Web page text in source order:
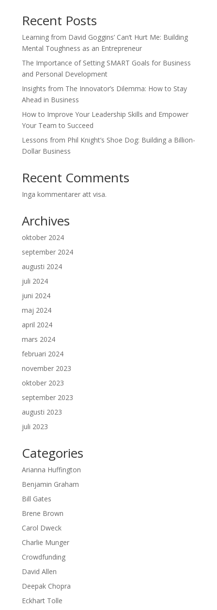
Recent Posts
Learning from David Goggins’ Can’t Hurt Me: Building
Mental Toughness as an Entrepreneur
The Importance of Setting SMART Goals for Business
and Personal Development
Insights from The Innovator’s Dilemma: How to Stay
Ahead in Business
How to Improve Your Leadership Skills and Empower
Your Team to Succeed
Lessons from Phil Knight’s Shoe Dog: Building a Billion-
Dollar Business
Recent Comments
Inga kommentarer att visa.
Archives
oktober 2024
september 2024
augusti 2024
juli 2024
juni 2024
maj 2024
april 2024
mars 2024
februari 2024
november 2023
oktober 2023
september 2023
augusti 2023
juli 2023
Categories
Arianna Huffington
Benjamin Graham
Bill Gates
Brene Brown
Carol Dweck
Charlie Munger
Crowdfunding
David Allen
Deepak Chopra
Eckhart Tolle